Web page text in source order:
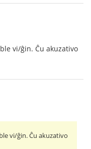
vi/ĝin. Ĉu akuzativo
vi/ĝin. Ĉu akuzativo